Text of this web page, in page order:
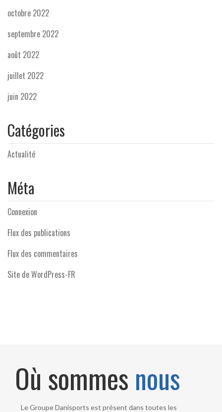
octobre 2022
septembre 2022
août 2022
juillet 2022
juin 2022
Catégories
Actualité
Méta
Connexion
Flux des publications
Flux des commentaires
Site de WordPress-FR
Où sommes nous
Le Groupe Danisports est présent dans toutes les